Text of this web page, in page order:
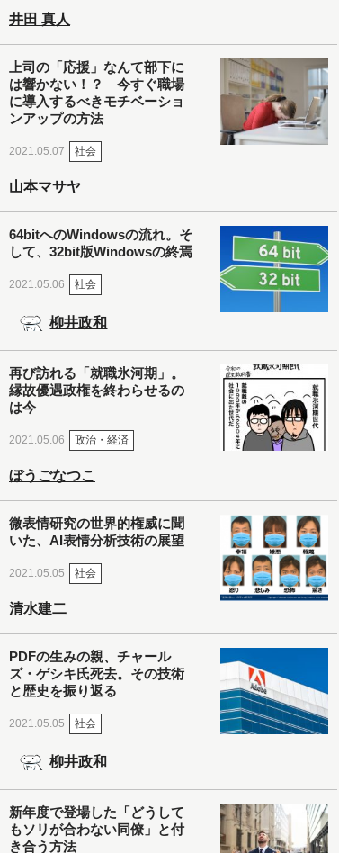
井田 真人
上司の「応援」なんて部下に
は響かない！？ 今すぐ職場
に導入するべきモチベーショ
ンアップの方法
2021.05.07 社会
山本マサヤ
64bitへのWindowsの流れ。そ
して、32bit版Windowsの終焉
2021.05.06 社会
柳井政和
再び訪れる「就職氷河期」。
縁故優遇政権を終わらせるの
は今
2021.05.06 政治・経済
ぼうごなつこ
微表情研究の世界的権威に聞
いた、AI表情分析技術の展望
2021.05.05 社会
清水建二
PDFの生みの親、チャール
ズ・ゲシキ氏死去。その技術
と歴史を振り返る
2021.05.05 社会
柳井政和
新年度で登場した「どうして
もソリが合わない同僚」と付
き合う方法